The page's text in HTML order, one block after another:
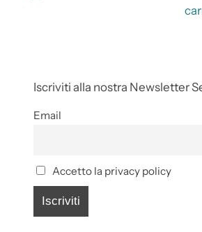
Iscriviti alla nostra Newsletter
Email
Accetto la privacy policy